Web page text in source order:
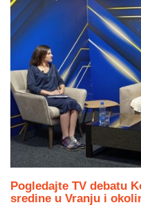
Pogledajte TV debatu
sredine u Vranju i